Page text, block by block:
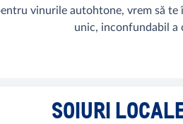
vinurile autohtone, vrem să
unic, inconfundabil a
SOIURI